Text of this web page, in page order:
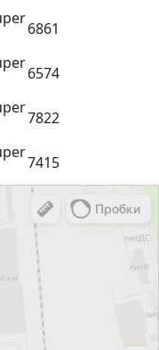
6861
6574
7822
7415